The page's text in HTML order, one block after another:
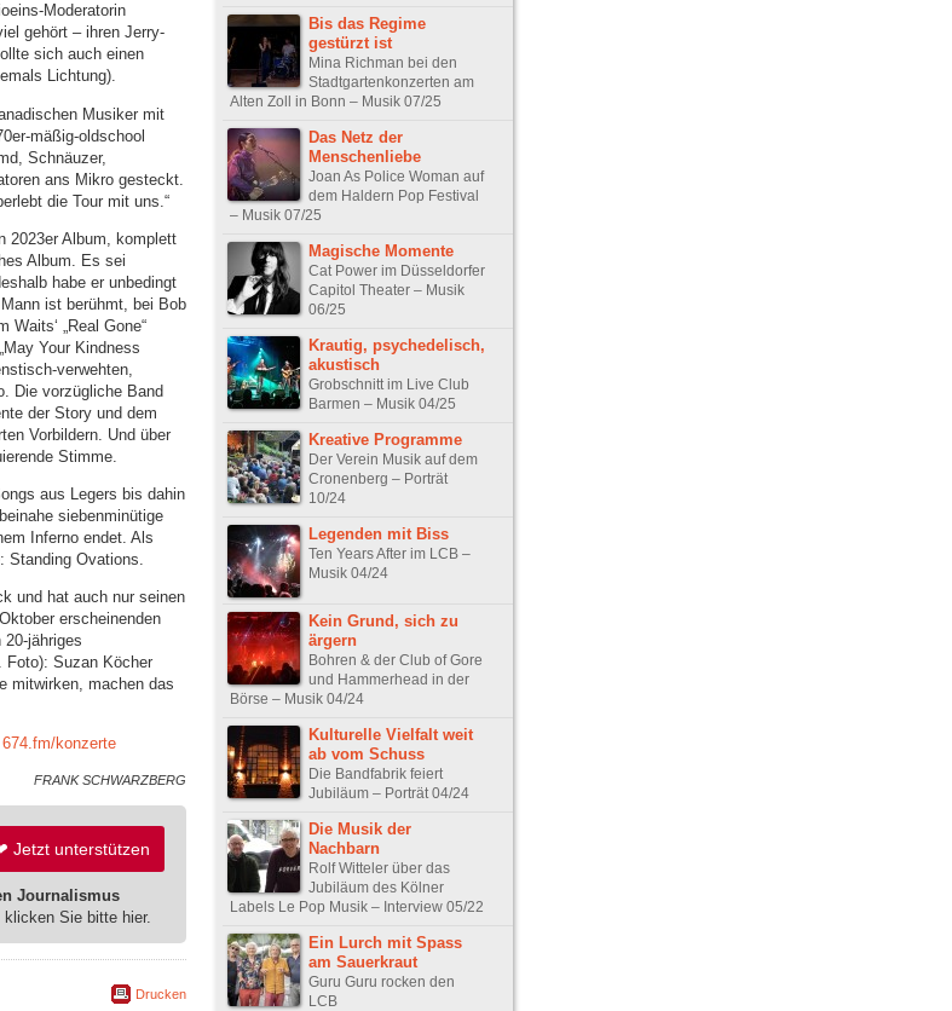
Moderatorin
gehört – ihren Jerry-
sich auch einen
Lichtung).
Musiker mit
mäßig-oldschool
Schnäuzer,
ans Mikro gesteckt.
die Tour mit uns.“
2023er Album, komplett
Album. Es sei
habe er unbedingt
ist berühmt, bei Bob
Waits‘ „Real Gone“
Your Kindness
verwehten,
Die vorzügliche Band
der Story und dem
Vorbildern. Und über
Stimme.
aus Legers bis dahin
siebenminütige
Inferno endet. Als
Standing Ovations.
und hat auch nur seinen
erscheinenden
20-jähriges
Foto): Suzan Köcher
mitwirken, machen das
674.fm/konzerte
FRANK SCHWARZBERG
Jetzt unterstützen
Journalismus
Sie bitte hier.
Drucken
Bis das Regime
gestürzt ist
Mina Richman bei den
Stadtgartenkonzerten am
Alten Zoll in Bonn – Musik 07/25
Das Netz der
Menschenliebe
Joan As Police Woman auf
dem Haldern Pop Festival
– Musik 07/25
Magische Momente
Cat Power im Düsseldorfer
Capitol Theater – Musik
06/25
Krautig, psychedelisch,
akustisch
Grobschnitt im Live Club
Barmen – Musik 04/25
Kreative Programme
Der Verein Musik auf dem
Cronenberg – Porträt
10/24
Legenden mit Biss
Ten Years After im LCB –
Musik 04/24
Kein Grund, sich zu
ärgern
Bohren & der Club of Gore
und Hammerhead in der
Börse – Musik 04/24
Kulturelle Vielfalt weit
ab vom Schuss
Die Bandfabrik feiert
Jubiläum – Porträt 04/24
Die Musik der
Nachbarn
Rolf Witteler über das
Jubiläum des Kölner
Labels Le Pop Musik – Interview 05/22
Ein Lurch mit Spass
am Sauerkraut
Guru Guru rocken den
LCB